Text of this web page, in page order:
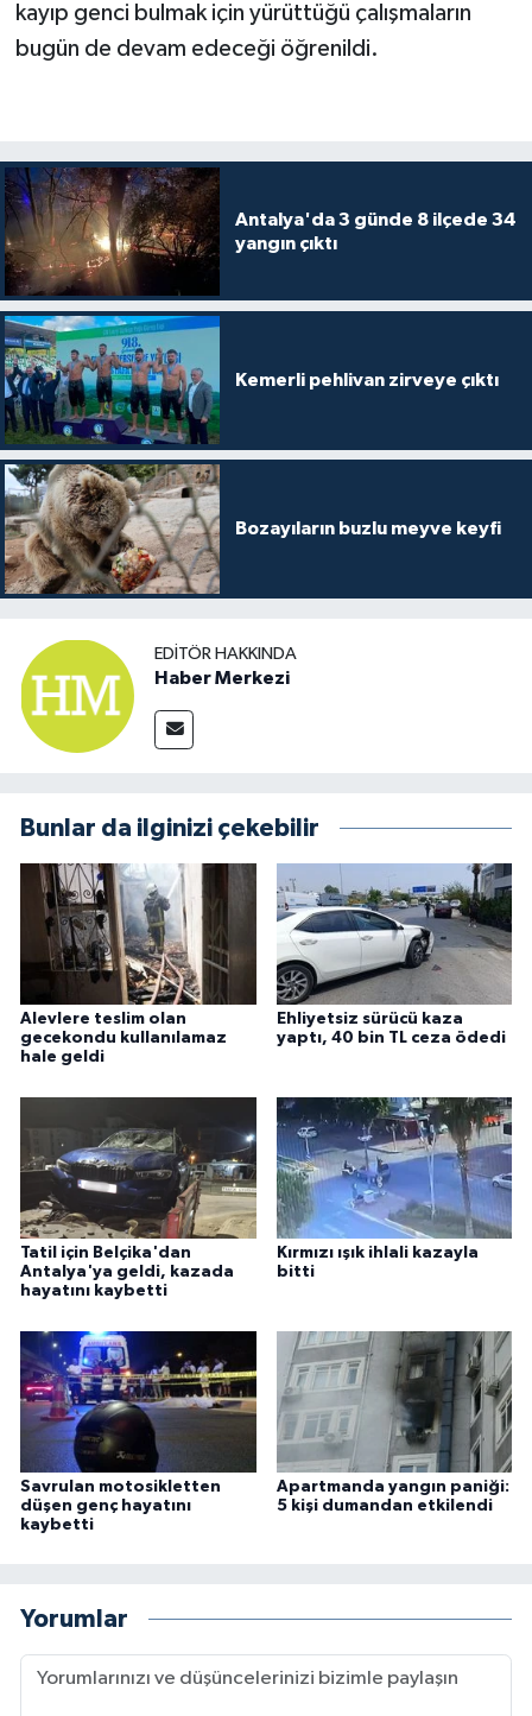
kayıp genci bulmak için yürüttüğü çalışmaların
bugün de devam edeceği öğrenildi.
Antalya'da 3 günde 8 ilçede 34
yangın çıktı
Kemerli pehlivan zirveye çıktı
Bozayıların buzlu meyve keyfi
EDITÖR HAKKINDA
Haber Merkezi
Bunlar da ilginizi çekebilir
Alevlere teslim olan
gecekondu kullanılamaz
hale geldi
Ehliyetsiz sürücü kaza
yaptı, 40 bin TL ceza ödedi
Tatil için Belçika'dan
Antalya'ya geldi, kazada
hayatını kaybetti
Kırmızı ışık ihlali kazayla
bitti
Savrulan motosikletten
düşen genç hayatını
kaybetti
Apartmanda yangın paniği:
5 kişi dumandan etkilendi
Yorumlar